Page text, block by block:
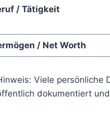
/ Tätigkeit
/ Net Worth
Viele persönliche
dokumentiert